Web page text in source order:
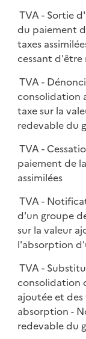
TVA - Sortie
du paiement
taxes
cessant d'être
TVA -
consolidation
taxe sur la
redevable du
TVA -
paiement de
assimilées
TVA -
d'un groupe
sur la valeur
l'absorption
TVA -
consolidation
ajoutée et des
absorption -
redevable du